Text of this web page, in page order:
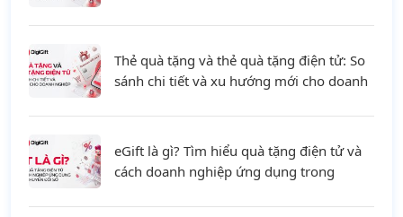
Thẻ quà tặng và thẻ quà tặng điện tử: So
sánh chi tiết và xu hướng mới cho doanh
eGift là gì? Tìm hiểu quà tặng điện tử và
cách doanh nghiệp ứng dụng trong